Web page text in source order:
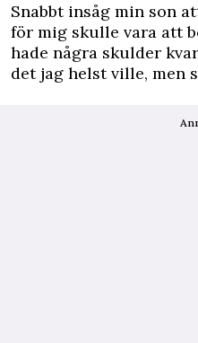
Snabbt insåg min son
för mig skulle vara att
hade några skulder
det jag helst ville, men